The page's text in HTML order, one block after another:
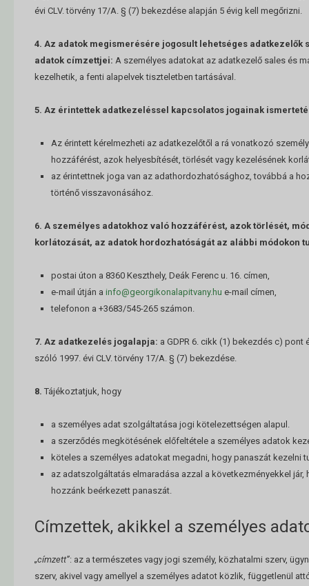
évi CLV. törvény 17/A. § (7) bekezdése alapján 5 évig kell megőrizni.
4. Az adatok megismerésére jogosult lehetséges adatkezelők
adatok címzettjei: A személyes adatokat az adatkezelő sales és
kezelhetik, a fenti alapelvek tiszteletben tartásával.
5. Az érintettek adatkezeléssel kapcsolatos jogainak
Az érintett kérelmezheti az adatkezelőtől a rá vonatkozó
hozzáférést, azok helyesbítését, törlését vagy kezelésének
az érintettnek joga van az adathordozhatósághoz, továbbá a
történő visszavonásához.
6. A személyes adatokhoz való hozzáférést, azok törlését,
korlátozását, az adatok hordozhatóságát az alábbi módokon
postai úton a 8360 Keszthely, Deák Ferenc u. 16. címen,
e-mail útján a info@georgikonalapitvany.hu e-mail címen,
telefonon a +3683/545-265 számon.
7. Az adatkezelés jogalapja: a GDPR 6. cikk (1) bekezdés c)
szóló 1997. évi CLV. törvény 17/A. § (7) bekezdése.
8. Tájékoztatjuk, hogy
a személyes adat szolgáltatása jogi kötelezettségen alapul.
a szerződés megkötésének előfeltétele a személyes adatok
köteles a személyes adatokat megadni, hogy panaszát kezelni
az adatszolgáltatás elmaradása azzal a következményekkel jár,
hozzánk beérkezett panaszát.
Címzettek, akikkel a személyes
„címzett”: az a természetes vagy jogi személy, közhatalmi szerv,
szerv, akivel vagy amellyel a személyes adatot közlik, függetlenül